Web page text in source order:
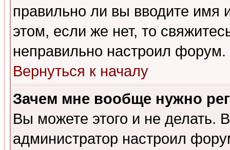
правильно ли вы вводите
этом, если же нет, то
неправильно настроил форум.
Вернуться к началу
Зачем мне вообще нужно
Вы можете этого и не делать.
администратор настроил